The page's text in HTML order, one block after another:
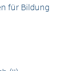
für Bildung